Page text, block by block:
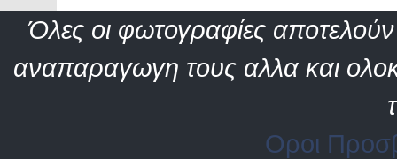
Όλες οι φωτογραφίες αποτελούν
αναπαραγωγη τους αλλα και
Οροι